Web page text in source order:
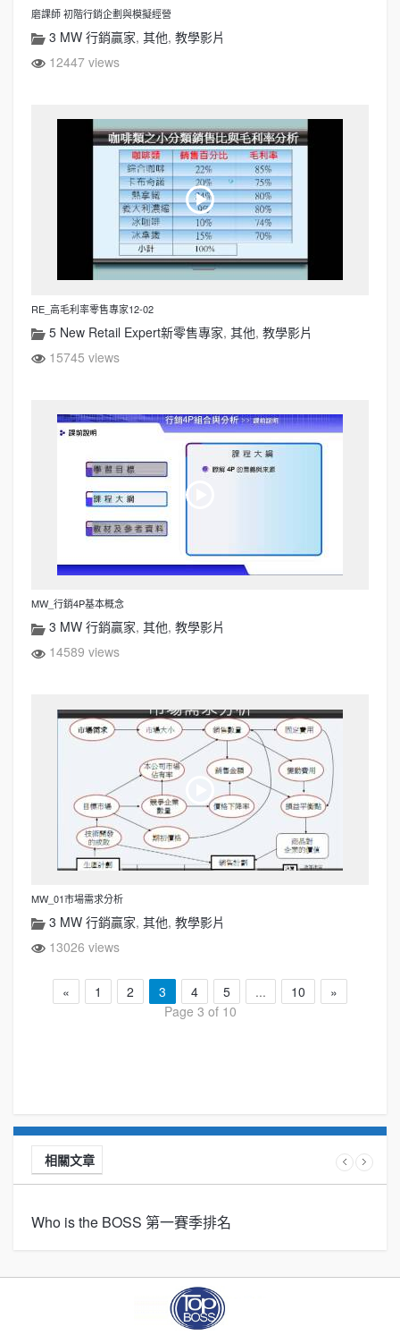
磨課師 初階行銷企劃與模擬經營
3 MW 行銷贏家, 其他, 教學影片
12447 views
RE_高毛利率零售專家12-02
5 New Retail Expert新零售專家, 其他, 教學影片
15745 views
MW_行銷4P基本概念
3 MW 行銷贏家, 其他, 教學影片
14589 views
MW_01市場需求分析
3 MW 行銷贏家, 其他, 教學影片
13026 views
« 1 2 3 4 5 ... 10
»
Page 3 of 10
相關文章
Who is the BOSS 第一賽季排名